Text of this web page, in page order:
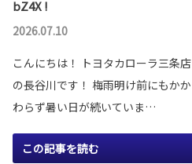
bZ4X !
2026.07.10
こんにちは！ トヨタカローラ三条店
の長谷川です！ 梅雨明け前にもかか
わらず暑い日が続いていま…
この記事を読む